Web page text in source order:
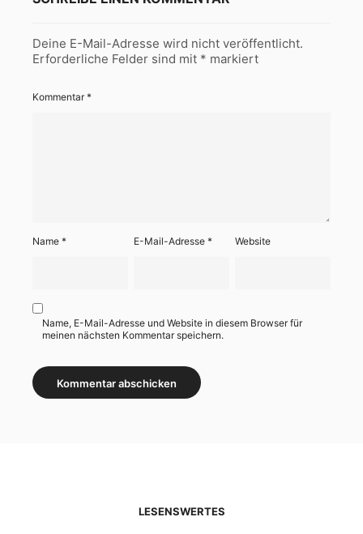
Deine E-Mail-Adresse wird nicht veröffentlicht.
Erforderliche Felder sind mit * markiert
Kommentar*
Name * E-Mail-Adresse* Website
Name, E-Mail-Adresse und Website in diesem Browser für
meinen nächsten Kommentar speichern.
LESENSWERTES